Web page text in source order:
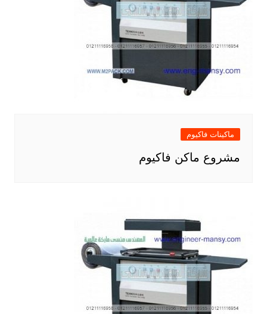
ماكينات فاكيوم
مشروع ماكن فاكيوم